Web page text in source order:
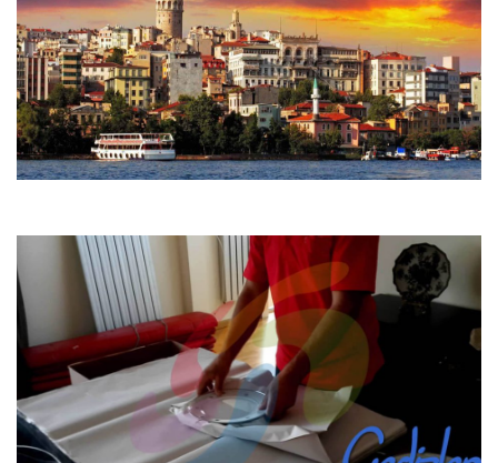
İstanbul evden eve nakliyat
ve
İstanbul ofis
taşımacılığı
hizmetlerinde güvenli ve kaliteli bir hizmet
sunan firmamız hizmetini sistemli ve kaliteli bir şekilde siz
değerli müşterilerimizin istediği şekilde yerine
getirmektedir.
Müşteri Memnuniyeti
Gedizler Nakliyat verdiği kaliteli nakliye hizmeti
İstanbul evden eve nakliyat
firmaları arasında
en beğenilen ve tercih edilen nakliyat firmalarından biri
olmuştur.